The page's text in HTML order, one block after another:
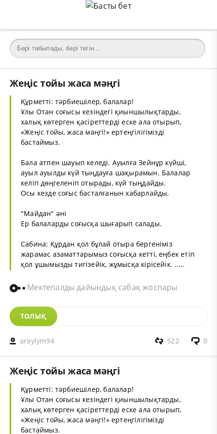
Жеңіс тойы жаса мәңгі
Құрметті: тәрбиешілер, балалар!
Ұлы Отан соғысы кезіндегі қиыншылықтарды,
халық көтерген қасіреттерді еске ала отырып,
«Жеңіс тойы, жаса мәңгі!» ертеңгілігімізді
бастаймыз.
Бала атпен шауып келеді. Ауылға Зейнұр күйші,
ауыл ауылды күй тыңдауға шақырамын. Балалар
келіп дөңгеленіп отырады, күй тыңдайды.
Осы кезде соғыс басталғанын хабарлайды.
"Майдан" әні
Ер балаларды соғысқа шығарып салады.
Сабина: Құрдан қол бұлай отыра бергеніміз
жарамас азаматтарымыз соғысқа кетті, еңбек етіп
қол ұшымызды тигізейік, жұмысқа кірісейік. .....
Мектепалды дайындық сабақ жоспары
ТОЛЫҚ
araylym94 0
522
Жеңіс тойы жаса мәңгі
Құрметті: тәрбиешілер, балалар!
Ұлы Отан соғысы кезіндегі қиыншылықтарды,
халық көтерген қасіреттерді еске ала отырып,
«Жеңіс тойы, жаса мәңгі!» ертеңгілігімізді
бастаймыз.